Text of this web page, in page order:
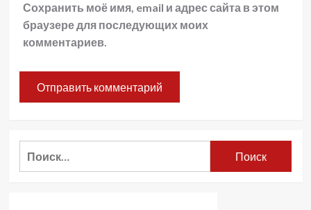
Сохранить моё имя, email и адрес сайта в этом
браузере для последующих моих
комментариев.